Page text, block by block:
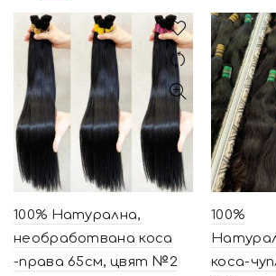
100% Натурална,
необработвана коса
-права 65см, цвят №2
100%
коса-